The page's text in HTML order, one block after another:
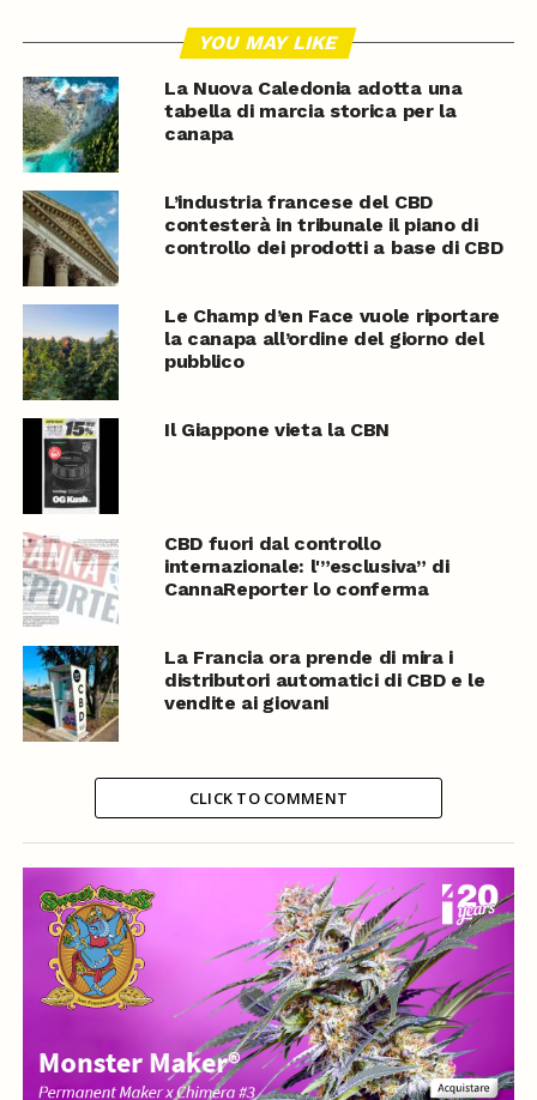
YOU MAY LIKE
La Nuova Caledonia adotta una
tabella di marcia storica per la
canapa
L’industria francese del CBD
contesterà in tribunale il piano di
controllo dei prodotti a base di CBD
Le Champ d’en Face vuole riportare
la canapa all’ordine del giorno del
pubblico
Il Giappone vieta la CBN
CBD fuori dal controllo
internazionale: l'”esclusiva” di
CannaReporter lo conferma
La Francia ora prende di mira i
distributori automatici di CBD e le
vendite ai giovani
CLICK TO COMMENT